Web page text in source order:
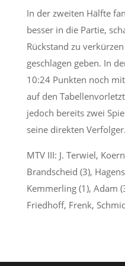
In der zweiten Hälfte
besser in die Partie,
Rückstand zu
geschlagen geben. In
10:24 Punkten noch
auf den
jedoch bereits zwei
seine direkten Verfolger.
MTV III: J. Terwiel,
Brandscheid (3),
Kemmerling (1), Adam
Friedhoff, Frenk,